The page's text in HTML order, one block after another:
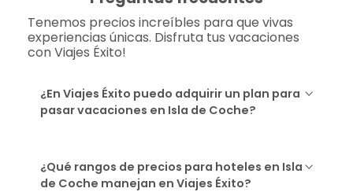
Tenemos precios increíbles para que vivas
experiencias únicas. Disfruta tus vacaciones
con Viajes Éxito!
¿En Viajes Éxito puedo adquirir un plan para
pasar vacaciones en Isla de Coche?
¿Qué rangos de precios para hoteles en Isla
de Coche manejan en Viajes Éxito?